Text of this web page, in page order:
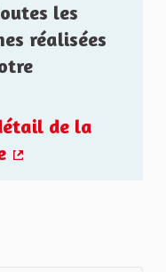
les
réalisées
de la